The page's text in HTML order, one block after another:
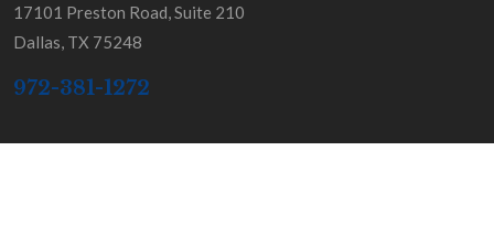
17101 Preston Road, Suite 210
Dallas, TX 75248
972-381-1272